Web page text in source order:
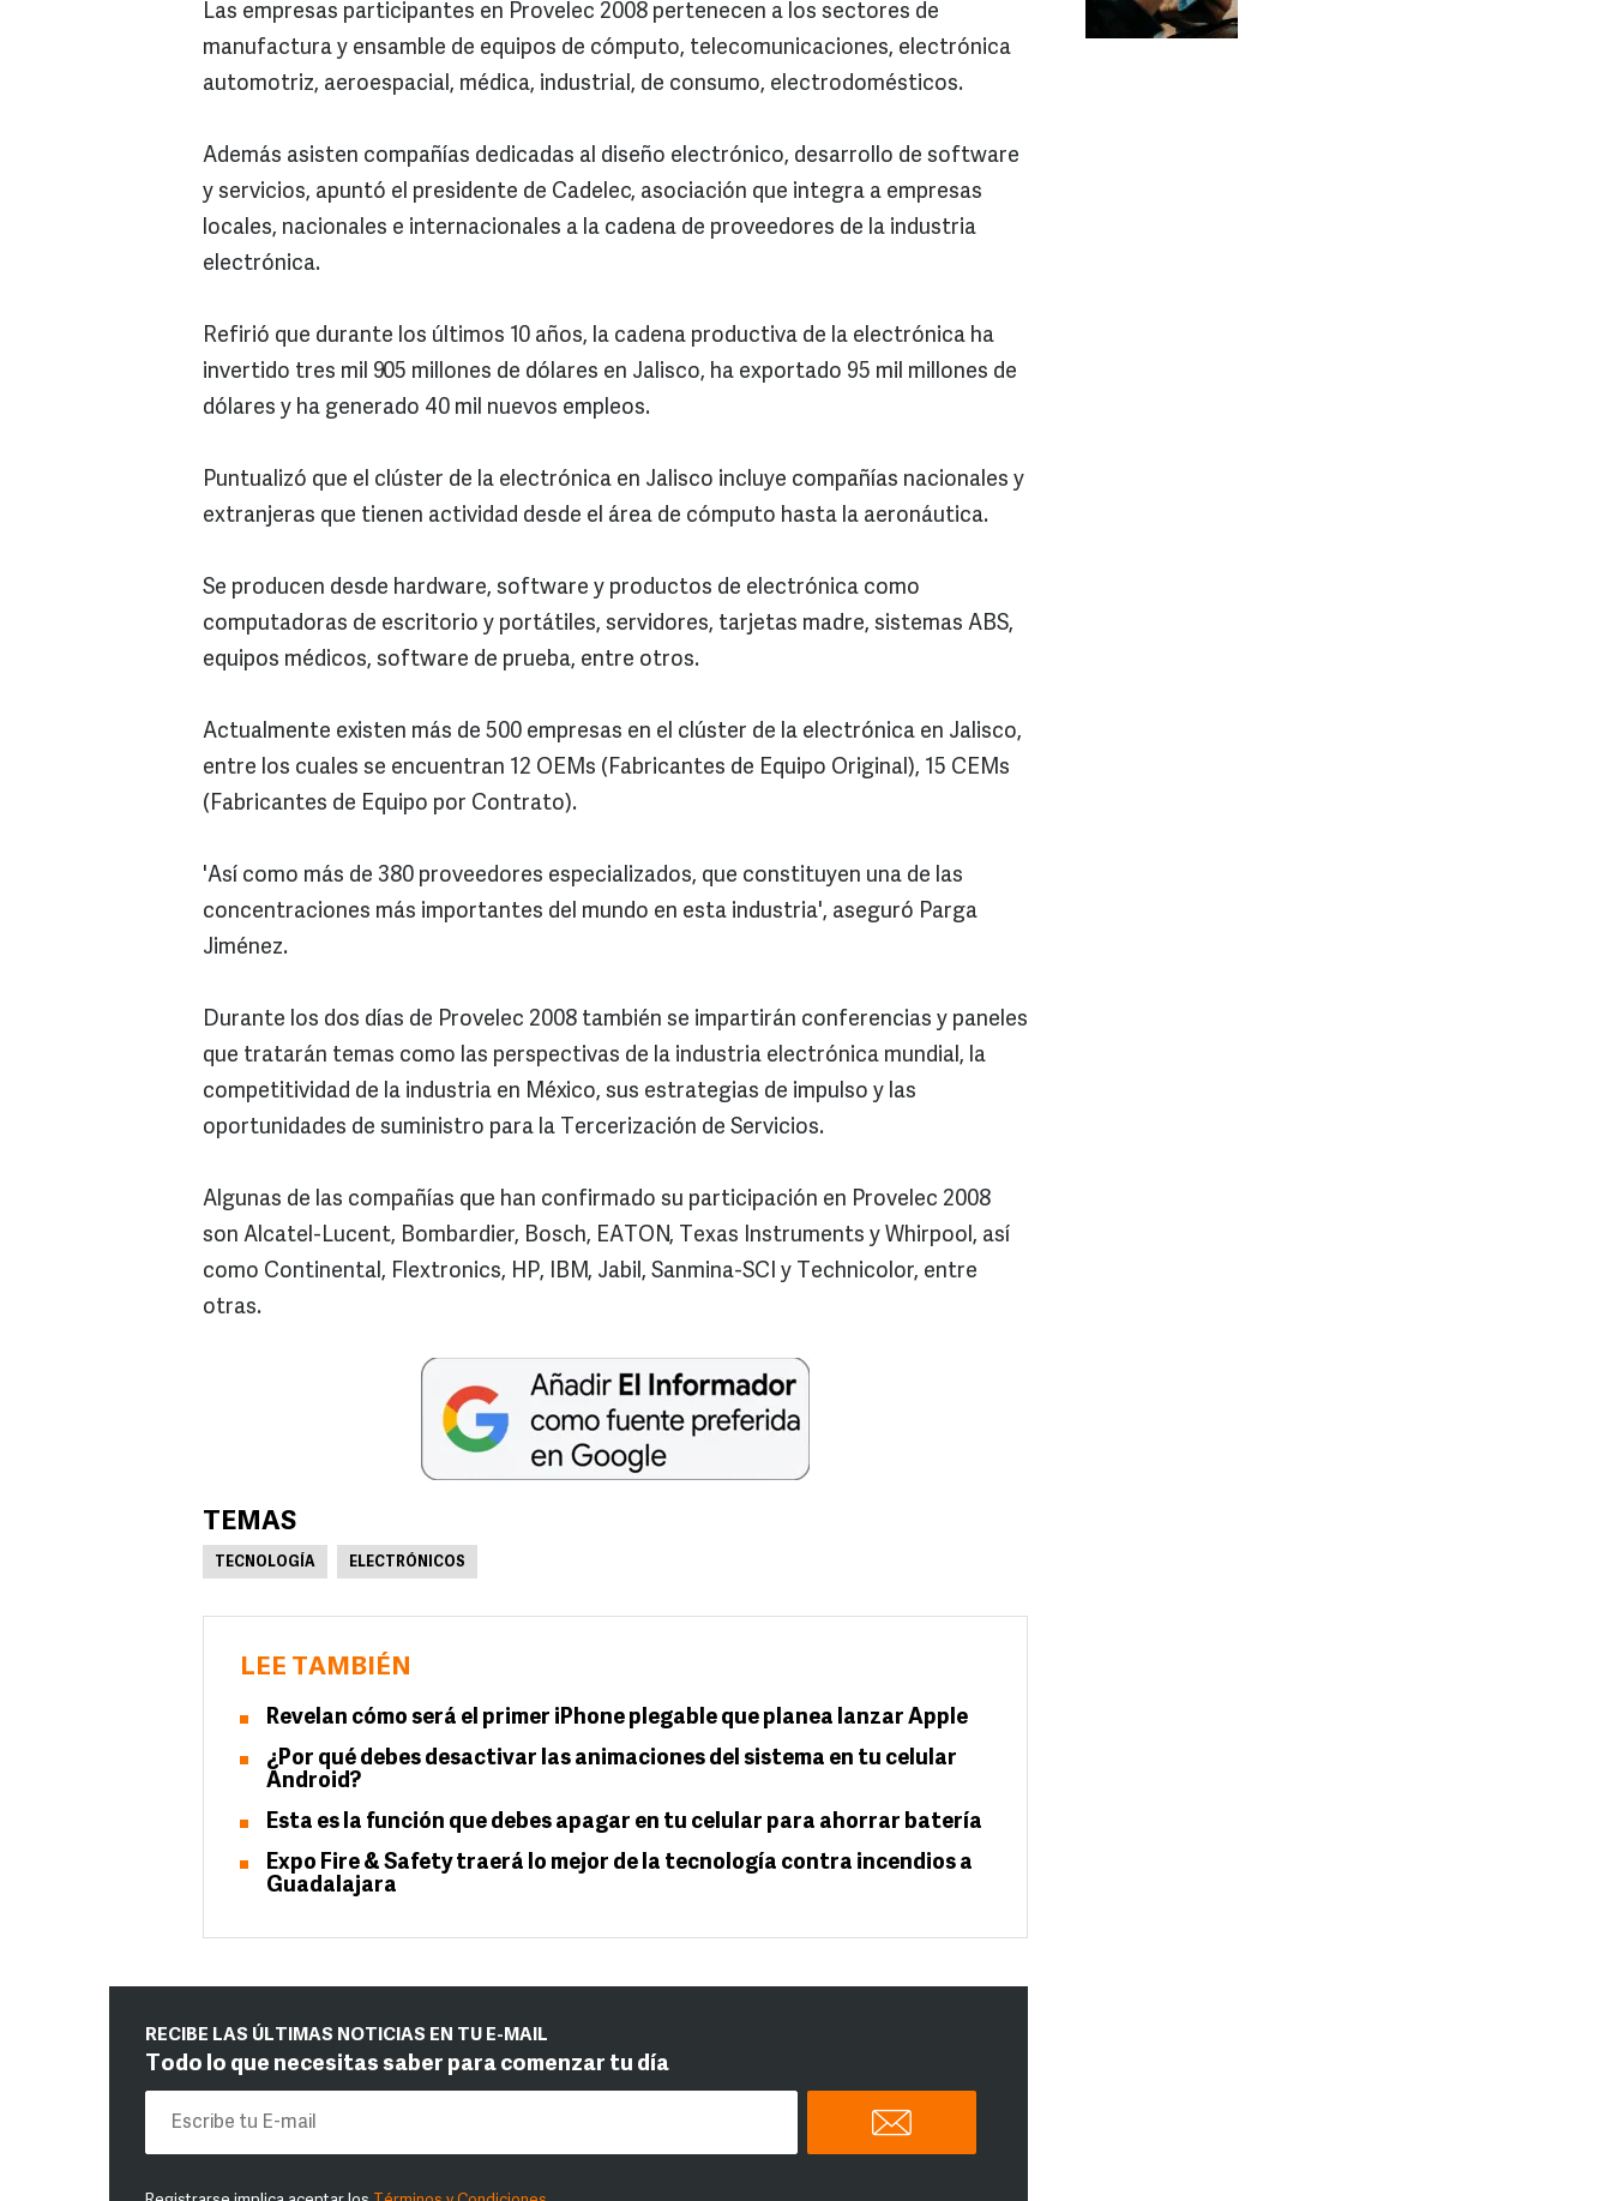
Las empresas participantes en Provelec 2008 pertenecen a los sectores de
manufactura y ensamble de equipos de cómputo, telecomunicaciones, electrónica
automotriz, aeroespacial, médica, industrial, de consumo, electrodomésticos.
Además asisten compañías dedicadas al diseño electrónico, desarrollo de software
y servicios, apuntó el presidente de Cadelec, asociación que integra a empresas
locales, nacionales e internacionales a la cadena de proveedores de la industria
electrónica.
Refirió que durante los últimos 10 años, la cadena productiva de la electrónica ha
invertido tres mil 905 millones de dólares en Jalisco, ha exportado 95 mil millones de
dólares y ha generado 40 mil nuevos empleos.
Puntualizó que el clúster de la electrónica en Jalisco incluye compañías nacionales y
extranjeras que tienen actividad desde el área de cómputo hasta la aeronáutica.
Se producen desde hardware, software y productos de electrónica como
computadoras de escritorio y portátiles, servidores, tarjetas madre, sistemas ABS,
equipos médicos, software de prueba, entre otros.
Actualmente existen más de 500 empresas en el clúster de la electrónica en Jalisco,
entre los cuales se encuentran 12 OEMs (Fabricantes de Equipo Original), 15 CEMs
(Fabricantes de Equipo por Contrato).
'Así como más de 380 proveedores especializados, que constituyen una de las
concentraciones más importantes del mundo en esta industria', aseguró Parga
Jiménez.
Durante los dos días de Provelec 2008 también se impartirán conferencias y paneles
que tratarán temas como las perspectivas de la industria electrónica mundial, la
competitividad de la industria en México, sus estrategias de impulso y las
oportunidades de suministro para la Tercerización de Servicios.
Algunas de las compañías que han confirmado su participación en Provelec 2008
son Alcatel-Lucent, Bombardier, Bosch, EATON, Texas Instruments y Whirpool, así
como Continental, Flextronics, HP, IBM, Jabil, Sanmina-SCI y Technicolor, entre
otras.
TEMAS
TECNOLOGÍA ELECTRÓNICOS
LEE TAMBIÉN
Revelan cómo será el primer iPhone plegable que planea lanzar Apple
¿Por qué debes desactivar las animaciones del sistema en tu celular
Android?
Esta es la función que debes apagar en tu celular para ahorrar batería
Expo Fire & Safety traerá lo mejor de la tecnología contra incendios a
Guadalajara
RECIBE LAS ÚLTIMAS NOTICIAS EN TU E-MAIL
Todo lo que necesitas saber para comenzar tu día